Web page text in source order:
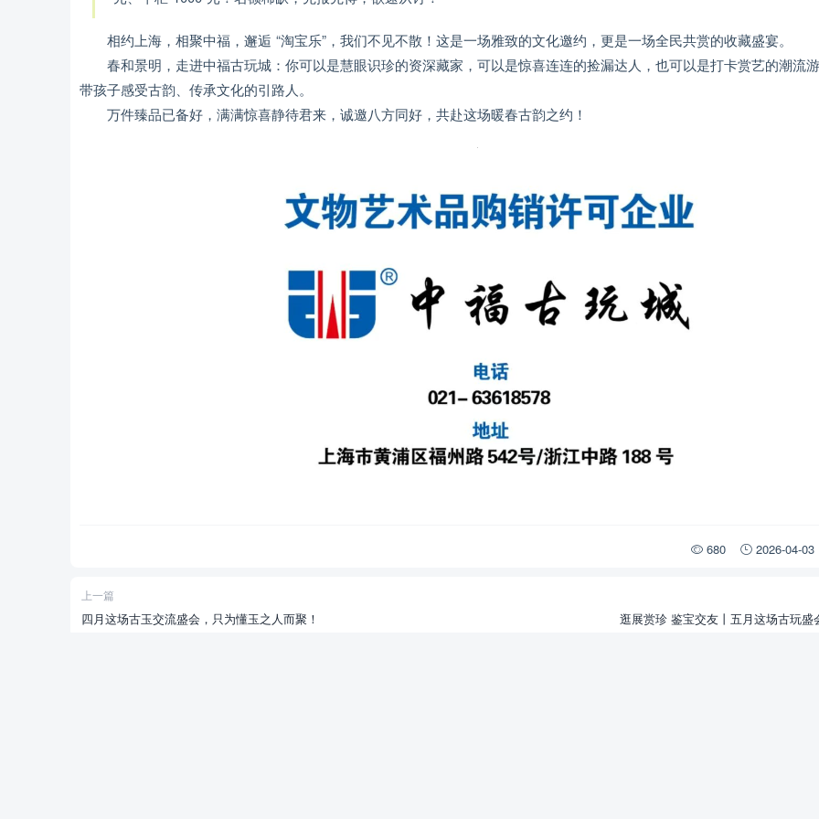
相约上海，相聚中福，邂逅 “淘宝乐”，我们不见不散！这是一场雅致的文化邀约，更是一场全民共赏的收藏盛宴。
春和景明，走进中福古玩城：你可以是慧眼识珍的资深藏家，可以是惊喜连连的捡漏达人，也可以是打卡赏艺的潮流
带孩子感受古韵、传承文化的引路人。
万件臻品已备好，满满惊喜静待君来，诚邀八方同好，共赴这场暖春古韵之约！
680 2026-04-
上一篇
四月这场古玉交流盛会，只为懂玉之人而聚！ 逛展赏珍 鉴宝交友丨五月这场古玩盛